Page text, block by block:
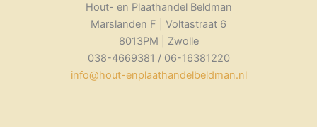
Hout- en Plaathandel Beldman
Marslanden F | Voltastraat 6
8013PM | Zwolle
038-4669381 / 06-16381220
info@hout-enplaathandelbeldman.nl